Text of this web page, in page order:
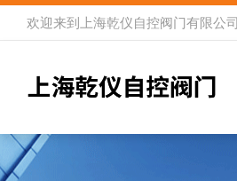
欢迎来到 上海乾仪自控阀门有限公司